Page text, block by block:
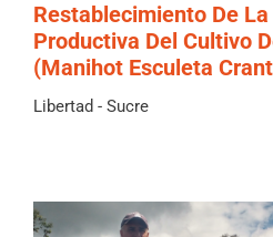
Restablecimiento De La
Productiva Del Cultivo
(Manihot Esculeta
Libertad - Sucre